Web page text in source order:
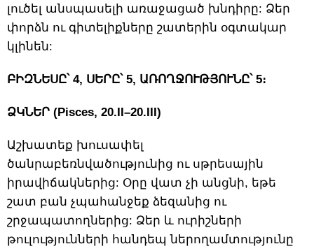
լուծել անսպասելի առաջացած խնդիրը: Ձեր
փորձն ու գիտելիքները շատերին օգտակար
կլինեն:
ԲԻԶՆԵՍԸ՝ 4, ՍԵՐԸ՝ 5, ԱՌՈՂՋՈՒԹՅՈՒՆԸ՝ 5։
ՁԿՆԵՐ (Pisces, 20.II–20.III)
Աշխատեք խուսափել
ծանրաբեռնվածությունից ու սթրեսային
իրավիճակներից: Օրը վատ չի անցնի, եթե
շատ բան չպահանջեք ձեզանից ու
շրջապատողներից: Ձեր և ուրիշների
թուլությունների հանդեպ ներողամտությունը